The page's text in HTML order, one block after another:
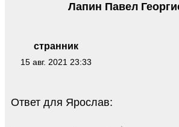
странник
15 авг. 2021 23:33
Лапин Павел
Ответ для Ярослав: